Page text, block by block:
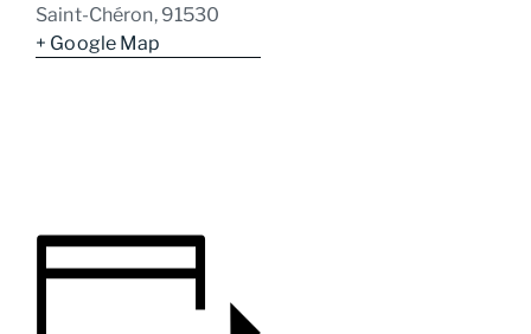
Saint-Chéron, 91530
+ Google Map